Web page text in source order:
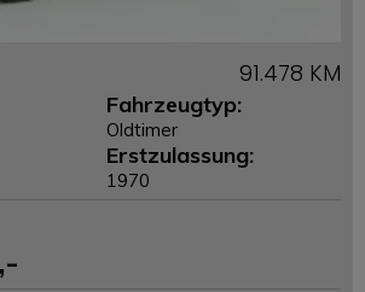
91.478 KM
Fahrzeugtyp:
Oldtimer
Erstzulassung:
1970
,-